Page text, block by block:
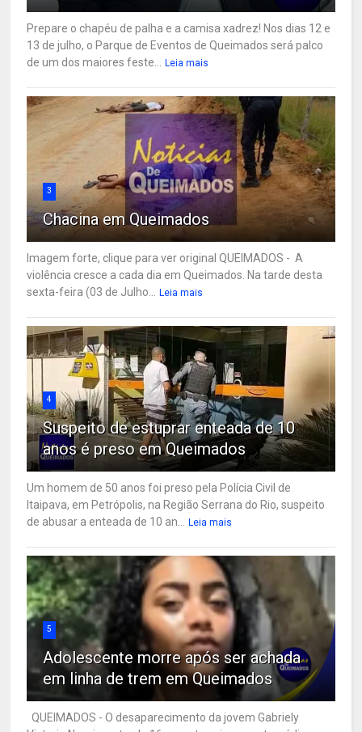
Prepare o chapéu de palha e a camisa xadrez! Nos dias 12 e
13 de julho, o Parque de Eventos de Queimados será palco
de um dos maiores feste...
Leia mais
3
Chacina em Queimados
Imagem forte, clique para ver original QUEIMADOS - A
violência cresce a cada dia em Queimados. Na tarde desta
sexta-feira (03 de Julho...
Leia mais
4
Suspeito de estuprar enteada de 10
anos é preso em Queimados
Um homem de 50 anos foi preso pela Polícia Civil de
Itaipava, em Petrópolis, na Região Serrana do Rio, suspeito
de abusar a enteada de 10 an...
Leia mais
5
Adolescente morre após ser achada
em linha de trem em Queimados
QUEIMADOS - O desaparecimento da jovem Gabriely